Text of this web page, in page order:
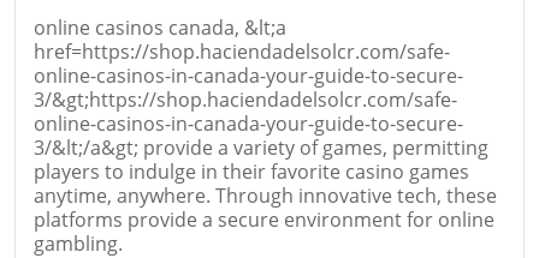
Email
Коментар *
online casinos canada, &lt;a
href=https://shop.haciendadelsolcr.com/safe-
online-casinos-in-canada-your-guide-to-secure-
3/&gt;https://shop.haciendadelsolcr.com/safe-
online-casinos-in-canada-your-guide-to-secure-
3/&lt;/a&gt; provide a variety of games, permitting
players to indulge in their favorite casino games
anytime, anywhere. Through innovative tech, these
platforms provide a secure environment for online
gambling.